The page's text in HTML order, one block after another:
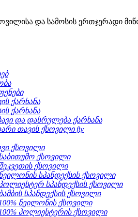
და სამოსის ერთჯერადი
ქარხანა
ქარხანა
და დასრულება ქარხანა
თავის ქსოვილი fty
ქსოვილი
ქსოვილი
ქსოვილი
სპანდექსის ქსოვილი
სპანდექსის ქსოვილი
სპანდექსის ქსოვილი
100% ნეილონის ქსოვილი
100% პოლიესტერის ქსოვილი